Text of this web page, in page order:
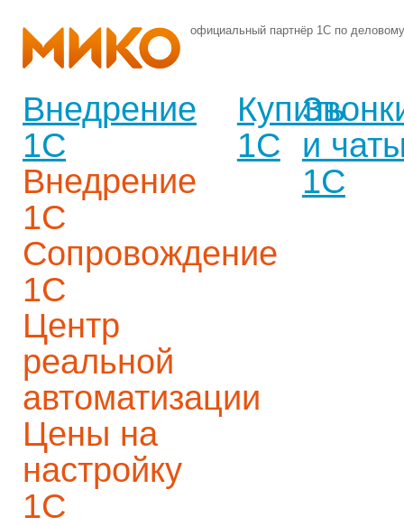
официальный партнёр 1С по
Внедрение
1С
Внедрение
1С
Сопровождение
1С
Центр
реальной
автоматизации
Цены на
настройку
1С
Купить
1С
и
1С